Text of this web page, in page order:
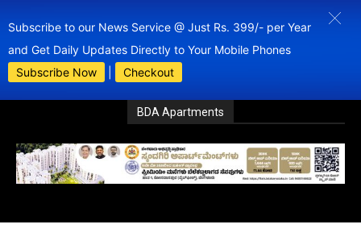
Subscribe to our News Service @ Just Rs. 399/- per Year
and Get Daily Updates Directly to Your Mobile Phones
Subscribe Now
Checkout
BDA Apartments